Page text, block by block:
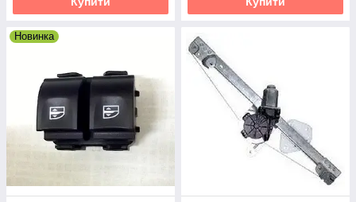
Новинка